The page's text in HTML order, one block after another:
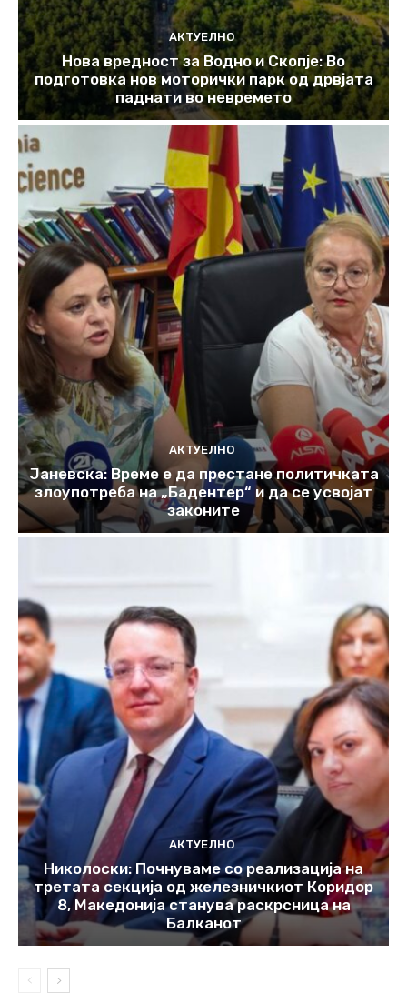
АКТУЕЛНО
Нова вредност за Водно и Скопје: Во
подготовка нов моторички парк од дрвјата
паднати во невремето
АКТУЕЛНО
Јаневска: Време е да престане политичката
злоупотреба на „Бадентер“ и да се усвојат
законите
АКТУЕЛНО
Николоски: Почнуваме со реализација на
третата секција од железничкиот Коридор
8, Македонија станува раскрсница на
Балканот